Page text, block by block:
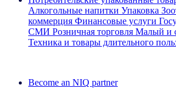
Алкогольные напитки Упаковка
коммерция Финансовые услуги
СМИ Розничная торговля Малый и
Техника и товары длительного
Become an NIQ partner